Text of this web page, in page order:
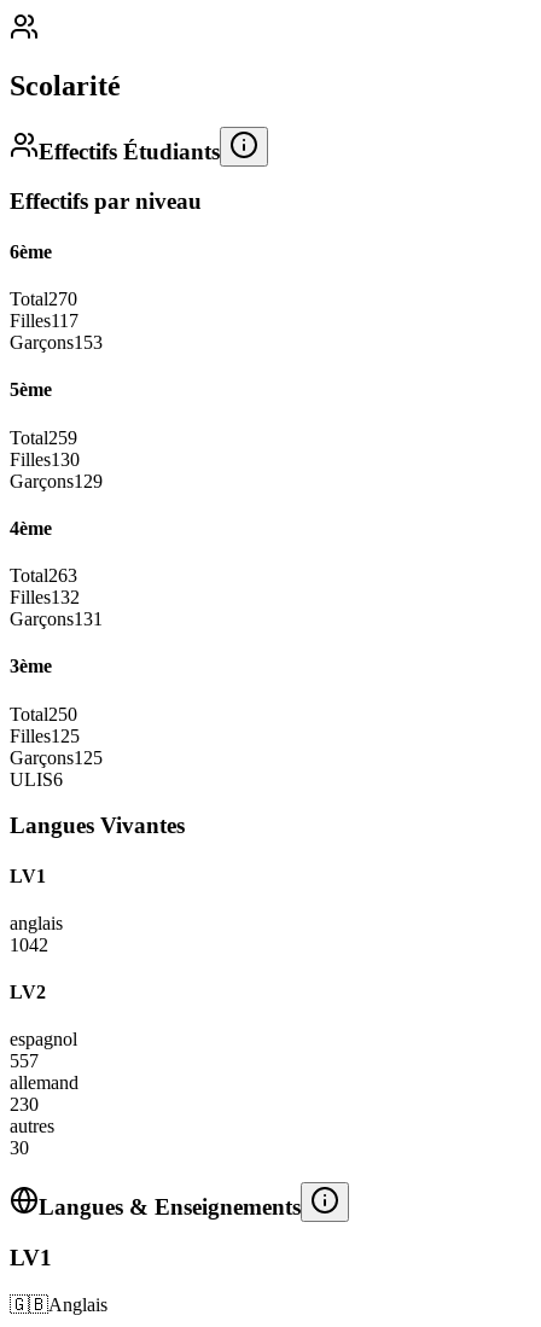
Scolarité
Effectifs Étudiants
Effectifs par niveau
6ème
Total270
Filles117
Garçons153
5ème
Total259
Filles130
Garçons129
4ème
Total263
Filles132
Garçons131
3ème
Total250
Filles125
Garçons125
ULIS6
Langues Vivantes
LV1
anglais
1042
LV2
espagnol
557
allemand
230
autres
30
Langues & Enseignements
LV1
🇬🇧Anglais